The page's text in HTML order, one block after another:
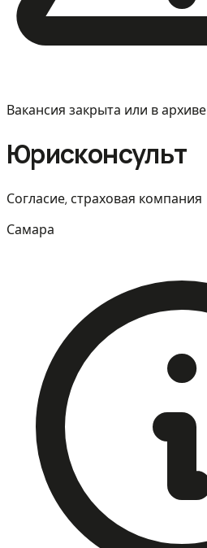
Вакансия закрыта или в архиве
Юрисконсульт
Согласие, страховая компания
Самара